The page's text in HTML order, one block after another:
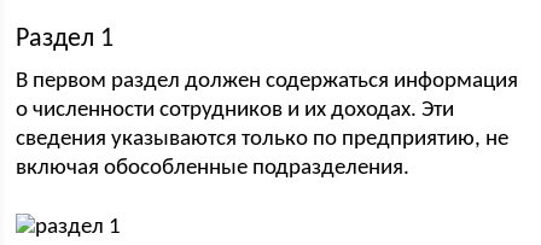
Раздел 1
В первом раздел должен содержаться информация
о численности сотрудников и их доходах. Эти
сведения указываются только по предприятию, не
включая обособленные подразделения.